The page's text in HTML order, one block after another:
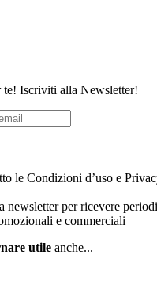
te! Iscriviti alla Newsletter!
le Condizioni d’uso e
newsletter per ricevere
e commerciali
utile anche...